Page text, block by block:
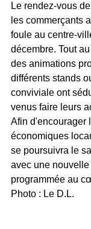
Le rendez-vous
les commerçants
foule au centre-
décembre. Tout
des animations
différents stands
conviviale ont
venus faire leurs
Afin d'encourager
économiques
se poursuivra le
avec une
programmée au
Photo : Le D.L.